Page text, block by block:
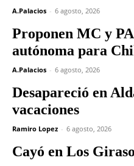
A.Palacios - 6 agosto, 2026
Proponen MC y
autónoma para
A.Palacios - 6 agosto, 2026
Desapareció en
vacaciones
Ramiro Lopez - 6 agosto, 2026
Cayó en Los